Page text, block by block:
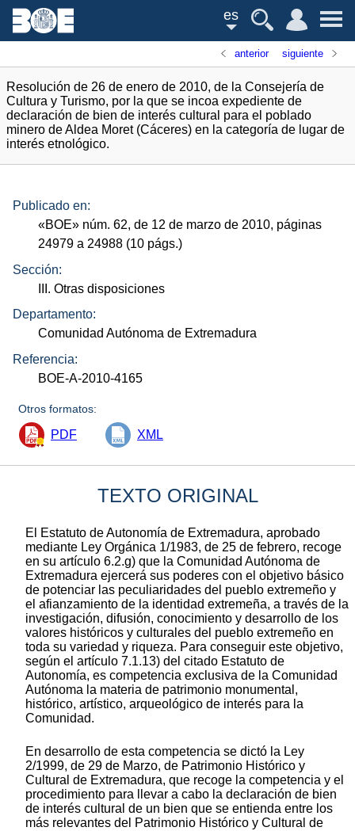
es
anterior siguiente
Resolución de 26 de enero de 2010, de la Consejería de
Cultura y Turismo, por la que se incoa expediente de
declaración de bien de interés cultural para el poblado
minero de Aldea Moret (Cáceres) en la categoría de lugar de
interés etnológico.
Publicado en:
«BOE» núm. 62, de 12 de marzo de 2010, páginas
24979 a 24988 (10 págs.)
Sección:
III. Otras disposiciones
Departamento:
Comunidad Autónoma de Extremadura
Referencia:
BOE-A-2010-4165
Otros formatos:
PDF XML
TEXTO ORIGINAL
El Estatuto de Autonomía de Extremadura, aprobado
mediante Ley Orgánica 1/1983, de 25 de febrero, recoge
en su artículo 6.2.g) que la Comunidad Autónoma de
Extremadura ejercerá sus poderes con el objetivo básico
de potenciar las peculiaridades del pueblo extremeño y
el afianzamiento de la identidad extremeña, a través de la
investigación, difusión, conocimiento y desarrollo de los
valores históricos y culturales del pueblo extremeño en
toda su variedad y riqueza. Para conseguir este objetivo,
según el artículo 7.1.13) del citado Estatuto de
Autonomía, es competencia exclusiva de la Comunidad
Autónoma la materia de patrimonio monumental,
histórico, artístico, arqueológico de interés para la
Comunidad.
En desarrollo de esta competencia se dictó la Ley
2/1999, de 29 de Marzo, de Patrimonio Histórico y
Cultural de Extremadura, que recoge la competencia y el
procedimiento para llevar a cabo la declaración de bien
de interés cultural de un bien que se entienda entre los
más relevantes del Patrimonio Histórico y Cultural de